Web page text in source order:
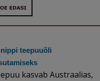
nippi teepuuõli
kasvab Austraalias,